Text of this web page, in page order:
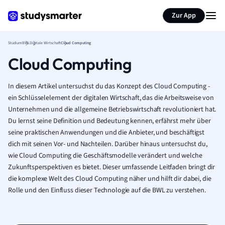
Zur App
StudiumBWLDigitale WirtschaftCloud Computing
Cloud Computing
In diesem Artikel untersuchst du das Konzept des Cloud Computing -
ein Schlüsselelement der digitalen Wirtschaft, das die Arbeitsweise von
Unternehmen und die allgemeine Betriebswirtschaft revolutioniert hat.
Du lernst seine Definition und Bedeutung kennen, erfährst mehr über
seine praktischen Anwendungen und die Anbieter, und beschäftigst
dich mit seinen Vor- und Nachteilen. Darüber hinaus untersuchst du,
wie Cloud Computing die Geschäftsmodelle verändert und welche
Zukunftsperspektiven es bietet. Dieser umfassende Leitfaden bringt dir
die komplexe Welt des Cloud Computing näher und hilft dir dabei, die
Rolle und den Einfluss dieser Technologie auf die BWL zu verstehen.